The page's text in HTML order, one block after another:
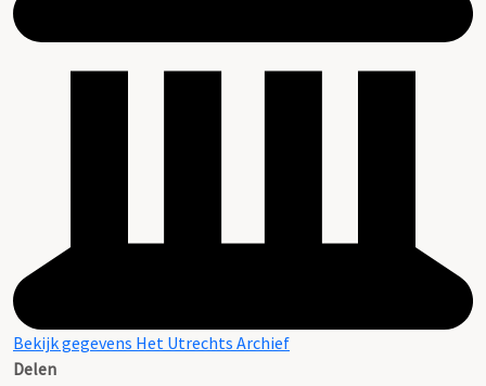
Bekijk gegevens Het Utrechts Archief
Delen